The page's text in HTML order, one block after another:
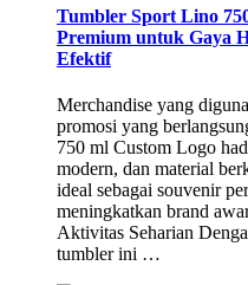
Tumbler Sport Lino
Premium untuk Gaya
Efektif
Merchandise yang
promosi yang
750 ml Custom Logo
modern, dan material
ideal sebagai souvenir
meningkatkan brand
Aktivitas Seharian
tumbler ini …